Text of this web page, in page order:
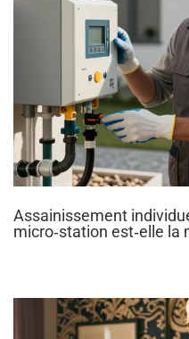
Assainissement
micro‑station est‑elle la